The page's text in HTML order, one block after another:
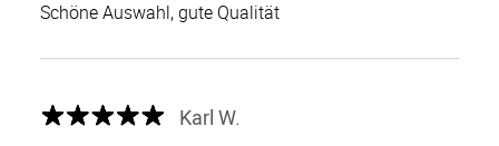
Schöne Auswahl, gute Qualität
Karl W.